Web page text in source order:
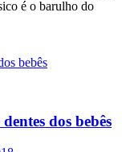
é o barulho do
dos bebês